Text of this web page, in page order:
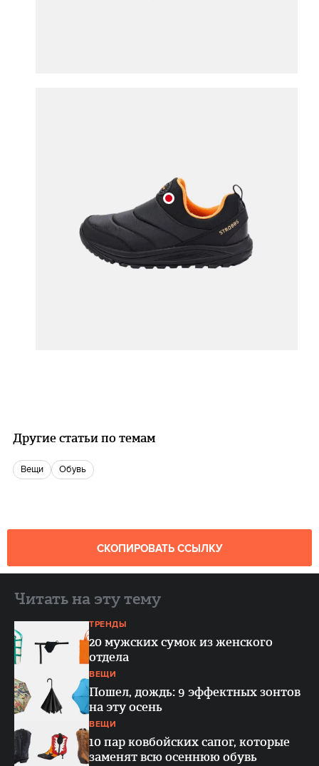
Другие статьи по темам
вещи Обувь
СКОПИРОВАТЬ ССЫЛКУ
Читать на эту тему
ТРЕНДЫ
20 мужских сумок из женского
отдела
ВЕЩИ
Пошел, дождь: 9 эффектных зонтов
на эту осень
ВЕЩИ
10 пар ковбойских сапог, которые
заменят всю осеннюю обувь